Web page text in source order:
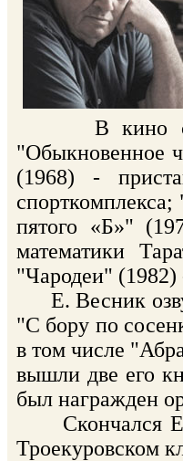
В кино
"Обыкновенное
(1968) -
пятого «Б»"
математики
"Чародеи" (1982)
Е. Весник
"С бору по
в том числе
вышли две его
был награжден
Скончался
Троекуровском